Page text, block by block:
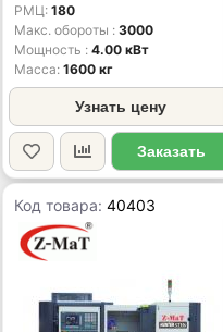
РМЦ 180
Макс. обороты
3000
Мощность
4.00 кВт
Масса 1600 кг
Узнать цену
Заказать
Код товара:40403